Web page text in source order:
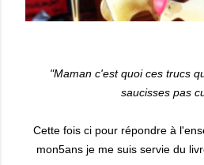
"Maman c'est quoi ces trucs
saucisses pas
Cette fois ci pour répondre à
mon5ans je me suis servie du